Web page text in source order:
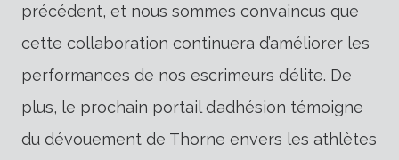
précédent, et nous sommes convaincus que
cette collaboration continuera d’améliorer les
performances de nos escrimeurs d’élite. De
plus, le prochain portail d’adhésion témoigne
du dévouement de Thorne envers les athlètes